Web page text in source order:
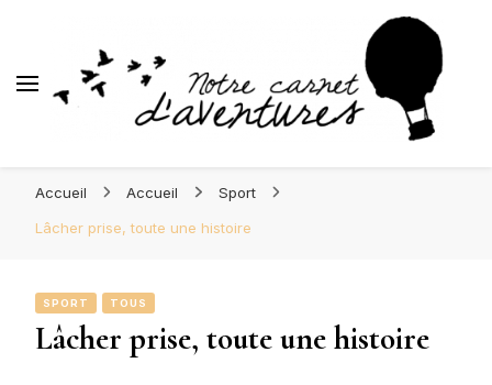
d'Aventures
Accueil Accueil
Sport
Lâcher prise, toute une histoire
SPORT TOUS
Lâcher prise, toute une histoire